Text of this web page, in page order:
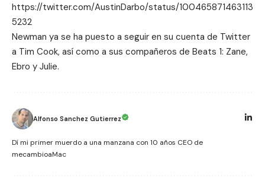
https://twitter.com/AustinDarbo/status/100465871463113
5232
Newman ya se ha puesto a seguir en su cuenta de Twitter
a Tim Cook, así como a sus compañeros de Beats 1: Zane,
Ebro y Julie.
Alfonso Sanchez Gutierrez
Dí mi primer muerdo a una manzana con 10 años CEO de
mecambioaMac